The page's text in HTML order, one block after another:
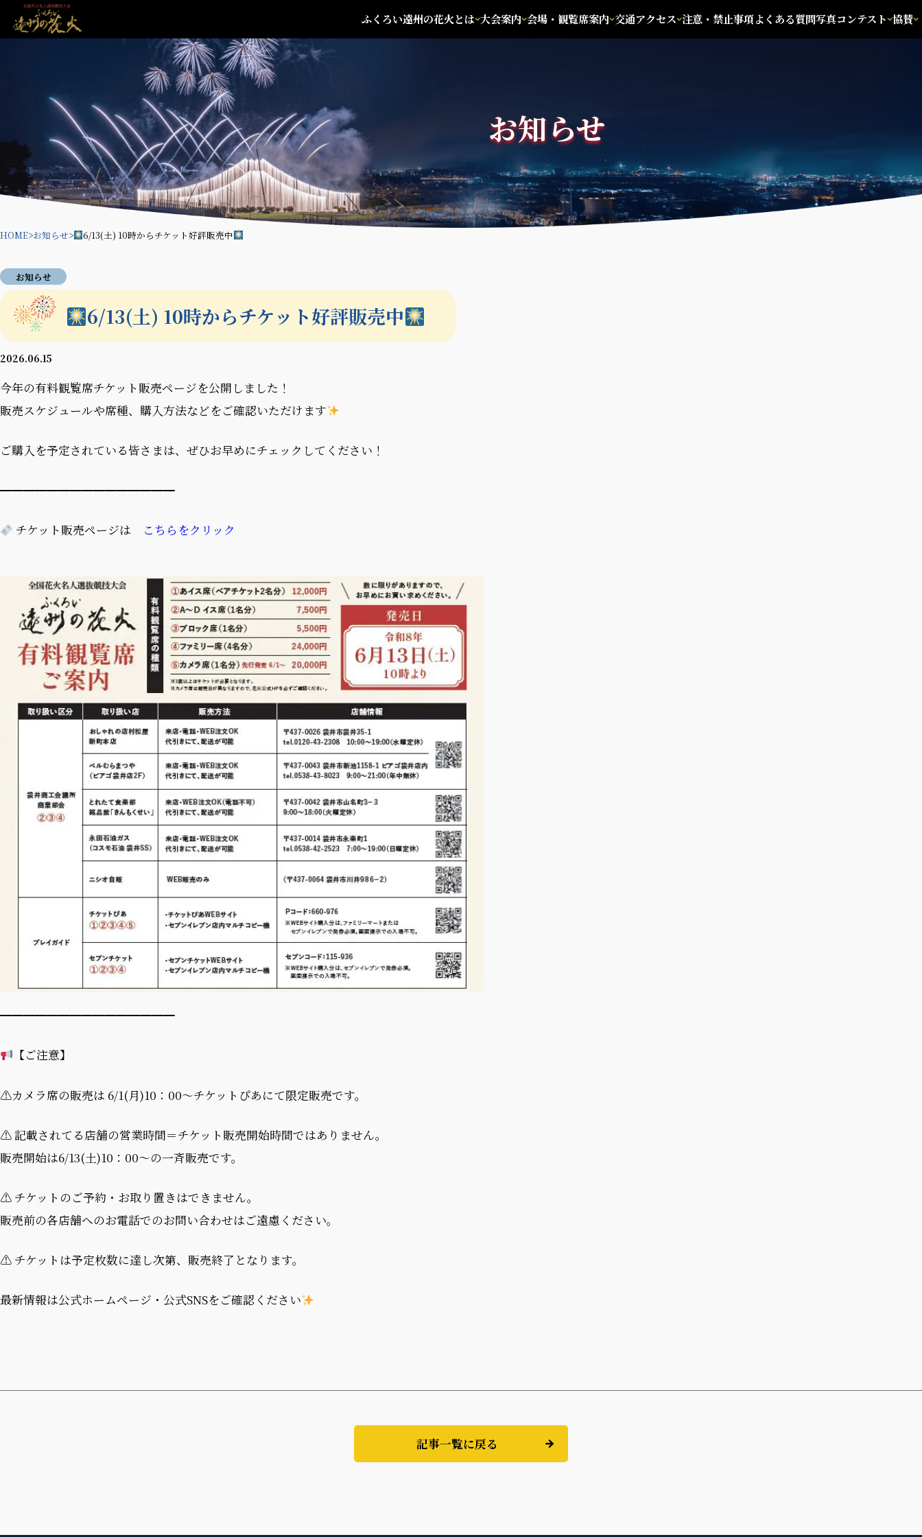
ふくろい遠州の花火とは 大会案内 会場・観覧席案内 交通アクセス 注意・禁止事項よくある質問写真コンテスト 協賛
お知らせ
HOME>お知らせ> 6/13(土) 10時からチケット好評販売中
お知らせ
6/13(土) 10時からチケット好評販売中
2026.06.15
今年の有料観覧席チケット販売ページを公開しました！
販売スケジュールや席種、購入方法などをご確認いただけます
ご購入を予定されている皆さまは、ぜひお早めにチェックしてください！
━━━━━━━━━━━━━━━
チケット販売ページは こちらをクリック
━━━━━━━━━━━━━━━
【ご注意】
⚠カメラ席の販売は 6/1(月)10：00～チケットぴあにて限定販売です。
⚠ 記載されてる店舗の営業時間＝チケット販売開始時間ではありません。
販売開始は6/13(土)10：00～の一斉販売です。
⚠ チケットのご予約・お取り置きはできません。
販売前の各店舗へのお電話でのお問い合わせはご遠慮ください。
⚠ チケットは予定枚数に達し次第、販売終了となります。
最新情報は公式ホームページ・公式SNSをご確認ください
記事一覧に戻る